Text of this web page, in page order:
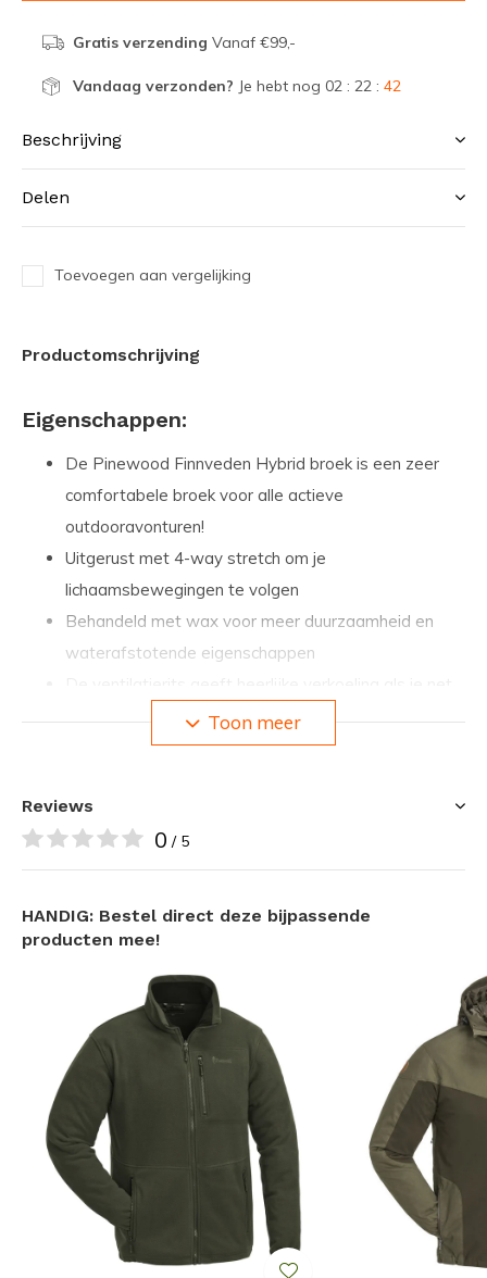
Gratis verzending Vanaf €99,-
Vandaag verzonden? Je hebt nog 02 : 22 : 42
Beschrijving
Delen
Toevoegen aan vergelijking
Productomschrijving
Eigenschappen:
De Pinewood Finnveden Hybrid broek is een zeer
comfortabele broek voor alle actieve
outdooravonturen!
Uitgerust met 4-way stretch om je
lichaamsbewegingen te volgen
Behandeld met wax voor meer duurzaamheid en
waterafstotende eigenschappen
wat extra luchtcirculatie nodig hebt
Verstelbare onderkant met een knoop voor 3
Elastische tailleband en strakkere pasvorm
Praktsiche zakken met ritsen: 4 ritszakken
Extra bescherming tegen beschadiging door zonlicht
BIONIC-FINISH ECO® voor extra vuil- en
waterafstotende eigenschappen
Specificaties:
Gewicht: 680 gram (maat C52)
Materiaal: 96 % polyamide, 4% elastaan
2e stof: 64% polyester, 34% katoen, 2% elastaan
Activiteit: Outdoor, Hiken, Wandelen
Kleur: Jacht Olijfgroen
Toon meer
Reviews
0 / 5
HANDIG: Bestel direct deze bijpassende
producten mee!